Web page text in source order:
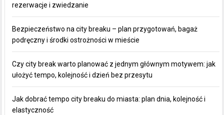
rezerwacje i zwiedzanie
Bezpieczeństwo na city breaku – plan przygotowań, bagaż
podręczny i środki ostrożności w mieście
Czy city break warto planować z jednym głównym motywem: jak
ułożyć tempo, kolejność i dzień bez przesytu
Jak dobrać tempo city breaku do miasta: plan dnia, kolejność i
elastyczność